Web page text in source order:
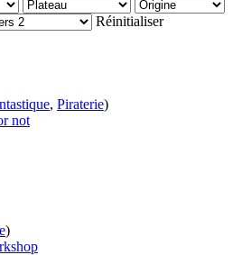
Réinitialiser
, Piraterie)
not
)